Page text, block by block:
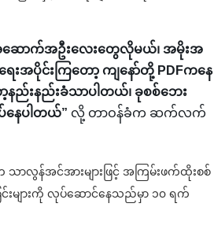
ောက်အဦးလေးတွေလိုမယ်၊ အမိုးအ
းအပိုင်းကြတော့ ကျနော်တို့ PDFကနေ
နည်းနည်းခံသာပါတယ်၊ ခုစစ်ဘေး
ေပါတယ်” လို့ တာဝန်ခံက ဆက်လက်
လွန်အင်အားများဖြင့် အကြမ်းဖက်ထိုးစစ်
ြင်းများကို လုပ်ဆောင်နေသည်မှာ ၁၀ ရက်